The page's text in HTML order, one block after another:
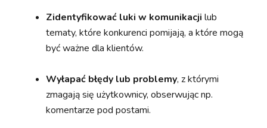
Zidentyfikować luki w komunikacji lub
tematy, które konkurenci pomijają, a które mogą
być ważne dla klientów.
Wyłapać błędy lub problemy, z którymi
zmagają się użytkownicy, obserwując np.
komentarze pod postami.